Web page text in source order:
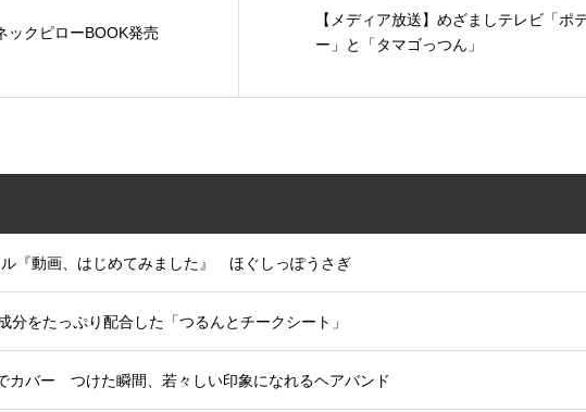
ックピローBOOK発売
【メディア放送】めざましテレビ「ポ
ー」と「タマゴっつん」
ル『動画、はじめてみました』 ほぐしっぽうさぎ
分をたっぷり配合した「つるんとチークシート」
カバー つけた瞬間、若々しい印象になれるヘアバンド